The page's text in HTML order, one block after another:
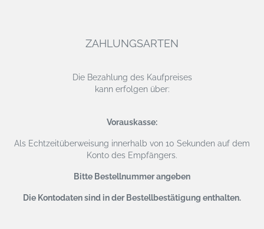
ZAHLUNGSARTEN
Die Bezahlung des Kaufpreises
kann erfolgen über:
Vorauskasse:
Als Echtzeitüberweisung innerhalb von 10 Sekunden auf dem
Konto des Empfängers.
Bitte Bestellnummer angeben
Die Kontodaten sind in der Bestellbestätigung enthalten.